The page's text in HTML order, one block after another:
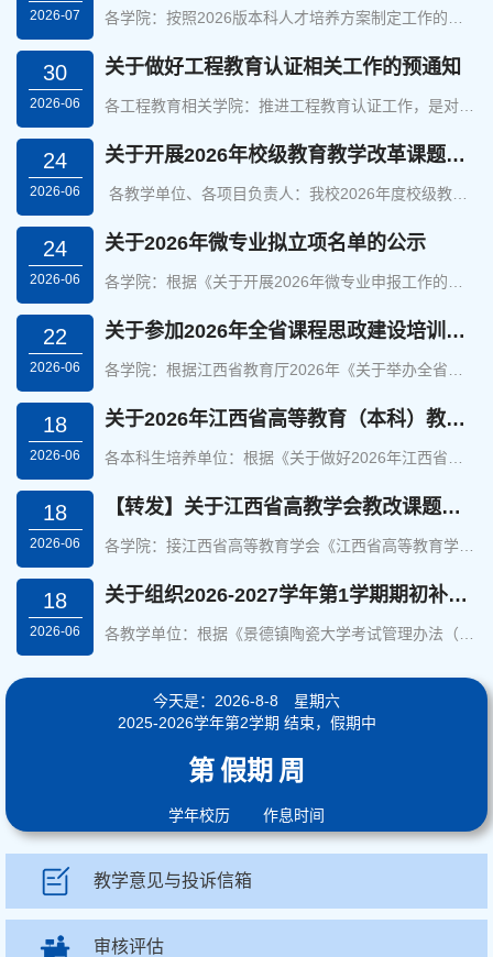
称、课程性质、...
2026-07
各学院：按照2026版本科人才培养方案制定工作的进
形成了各专业人才培养方案的第一稿。在此基础上，学
下：一...
30
2026-06
关于做好工程教育认证相关工作的预通知
各工程教育相关学院：推进工程教育认证工作，是对接
供给、赋能区域产业转型升级的关键抓手，也是夯实工
竞争...
24
2026-06
关于开展2026年校级教育教学改革课题立项暨推荐省级教改课题第二轮评审工作的通知
各教学单位、各项目负责人：我校2026年度校级教学
审，共有100个项目进入第二轮评审环节。为确保评审
求，现将...
24
2026-06
关于2026年微专业拟立项名单的公示
各学院：根据《关于开展2026年微专业申报工作的通
专家审核，现决定对2026年微专业教育项目立项名单
29日。公示...
22
2026-06
关于参加2026年全省课程思政建设培训的通知
各学院：根据江西省教育厅2026年《关于举办全省普
学校教师课程思政建设的意识和能力，发挥课程思政育
定，学...
18
2026-06
关于2026年江西省高等教育（本科）教学成果奖拟正式推荐项目的公示
各本科生培养单位：根据《关于做好2026年江西省教
教育厅相关工作要求，经研究，我校现就正式推荐
公示。2026年...
18
2026-06
【转发】关于江西省高教学会教改课题申报的通知
各学院：接江西省高等教育学会《江西省高等教育学会
高会〔2026〕10号），请各学院组织符合条件的教师
人：胡老师 ...
18
2026-06
关于组织2026-2027学年第1学期期初补考（含返校补考）报名的通知
各教学单位：根据《景德镇陶瓷大学考试管理办法（修
补考（含返校补考）报名工作通知如下： 一、报名对
象1.期初补考报名对象：2023-2025级双学期理论课程
考核不及...
今天是：2026-8-8 星期六
2025-2026学年第2学期 结束，假期中
第假期 周
学年校历 作息时间
教学意见与投诉信箱
审核评估